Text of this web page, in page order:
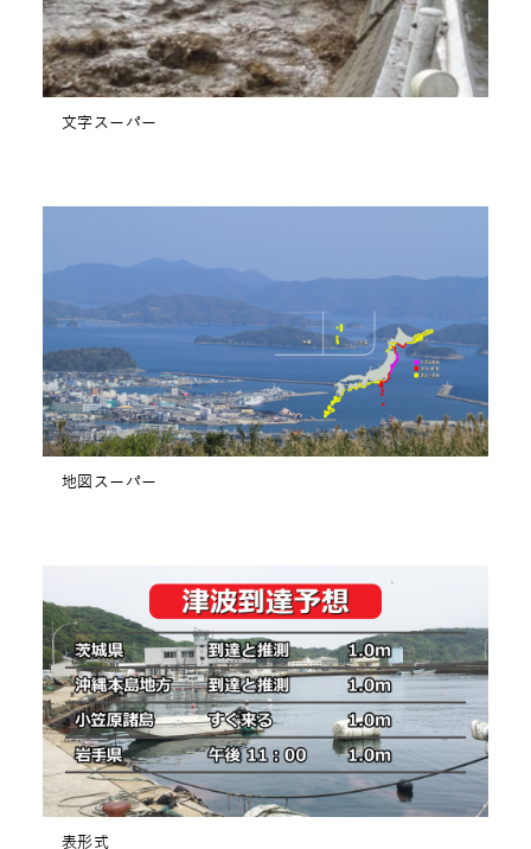
文字スーパー
地図スーパー
表形式